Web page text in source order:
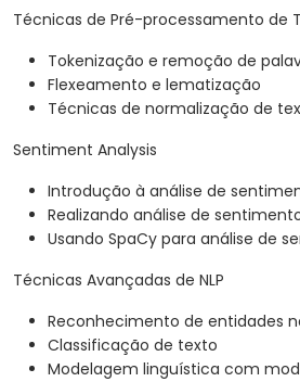
Técnicas de Pré-processamento de
Tokenização e remoção de
Flexeamento e lematização
Técnicas de normalização de
Sentiment Analysis
Introdução à análise de
Realizando análise de
Usando SpaCy para análise de
Técnicas Avançadas de NLP
Reconhecimento de entidades
Classificação de texto
Modelagem linguística com